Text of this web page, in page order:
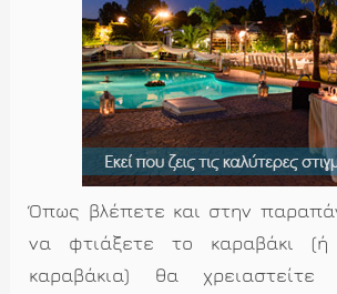
Όπως βλέπετε και στην
να φτιάξετε το καραβάκι (ή
καραβάκια) θα